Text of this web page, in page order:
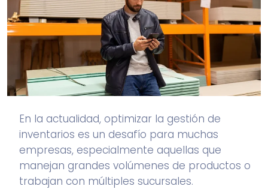
En la actualidad, optimizar la gestión de
inventarios es un desafío para muchas
empresas, especialmente aquellas que
manejan grandes volúmenes de productos o
trabajan con múltiples sucursales.